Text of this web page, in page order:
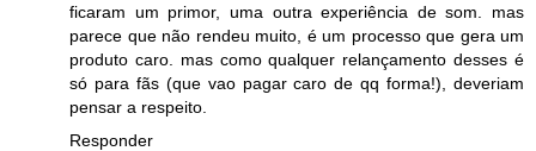
ficaram um primor, uma outra experiência de som. mas
parece que não rendeu muito, é um processo que gera um
produto caro. mas como qualquer relançamento desses é
só para fãs (que vao pagar caro de qq forma!), deveriam
pensar a respeito.
Responder